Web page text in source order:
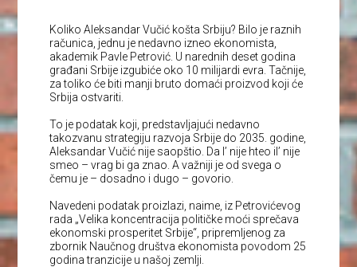
Koliko Aleksandar Vučić košta Srbiju? Bilo je raznih
računica, jednu je nedavno izneo ekonomista,
akademik Pavle Petrović. U narednih deset godina
građani Srbije izgubiće oko 10 milijardi evra. Tačnije,
za toliko će biti manji bruto domaći proizvod koji će
Srbija ostvariti.
To je podatak koji, predstavljajući nedavno
takozvanu strategiju razvoja Srbije do 2035. godine,
Aleksandar Vučić nije saopštio. Da l’ nije hteo il’ nije
smeo – vrag bi ga znao. A važniji je od svega o
čemu je – dosadno i dugo – govorio.
Navedeni podatak proizlazi, naime, iz Petrovićevog
rada „Velika koncentracija političke moći sprečava
ekonomski prosperitet Srbije“, pripremljenog za
zbornik Naučnog društva ekonomista povodom 25
godina tranzicije u našoj zemlji.